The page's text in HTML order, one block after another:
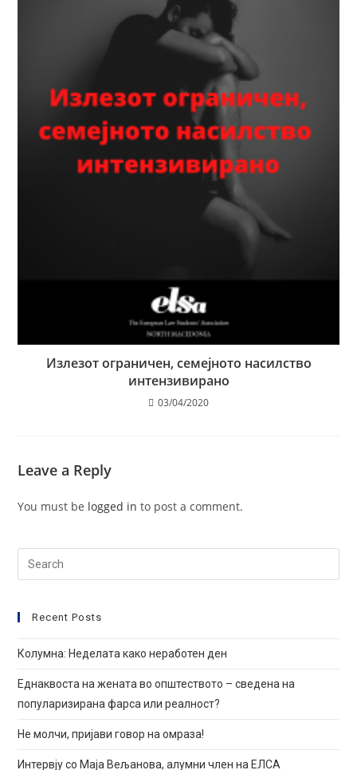
Излезот ограничен, семејното насилство
интензивирано
03/04/2020
Leave a Reply
You must be logged in to post a comment.
Search
for:
Recent Posts
Колумна: Неделата како неработен ден
Еднаквоста на жената во општеството – сведена на
популаризирана фарса или реалност?
Не молчи, пријави говор на омраза!
Интервју со Маја Вељанова, алумни член на ЕЛСА